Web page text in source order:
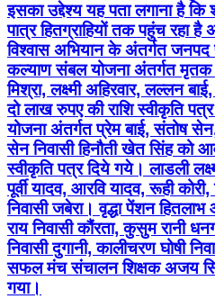
इसका उद्देश्य यह पता लगाना है
पात्र हितग्राहियों तक पहुंच रहा
विश्वास अभियान के अंतर्गत
कल्याण संबल योजना अंतर्गत मृतक
मिश्रा, लक्ष्मी अहिरवार, लल्लन
दो लाख रुपए की राशि स्वीकृति
योजना अंतर्गत प्रेम बाई, संतोष
सेन निवासी हिनौती खेत सिंह को
स्वीकृति पत्र दिये गये। लाडली
पूर्वी यादव, आरवि यादव, रूही
निवासी जबेरा। वृद्धा पेंशन
राय निवासी कौंरता, कुसुम रानी
निवासी दुगानी, कालीचरण घोषी
सफल मंच संचालन शिक्षक अजय
गया।